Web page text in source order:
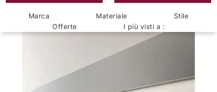
Marca Materiale
Stile
Offerte
I più visti a :